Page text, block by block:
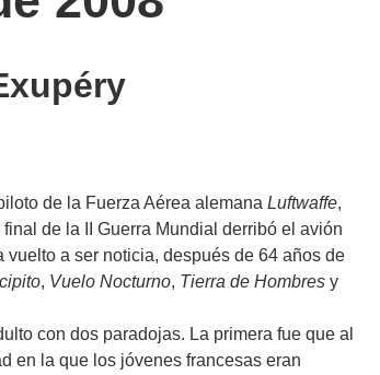
de la Fuerza Aérea alemana Luftwaffe,
de la II Guerra Mundial derribó el avión
a ser noticia, después de 64 años de
, Vuelo Nocturno, Tierra de Hombres y
con dos paradojas. La primera fue que al
en la que los jóvenes francesas eran